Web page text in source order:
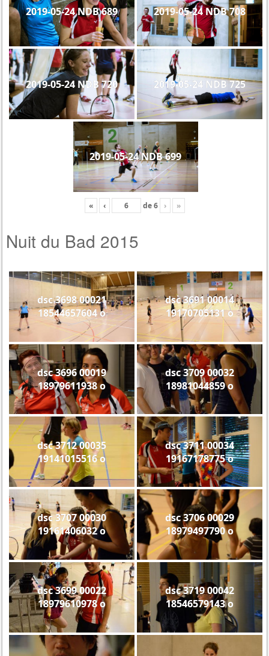
2019-05-24 NDB 689 2019-05-24 NDB 708
2019-05-24 NDB 720 2019-05-24 NDB 725
2019-05-24 NDB 699
« ‹ de6 › »
Nuit du Bad 2015
dsc 3698 00021
18544657604 o
dsc 3691 00014
19170705131 o
dsc 3696 00019
18979611938 o
dsc 3709 00032
18981044859 o
dsc 3712 00035
19141015516 o
dsc 3711 00034
19167178775 o
dsc 3707 00030
19161406032 o
dsc 3706 00029
18979497790 o
dsc 3699 00022
18979610978 o
dsc 3719 00042
18546579143 o